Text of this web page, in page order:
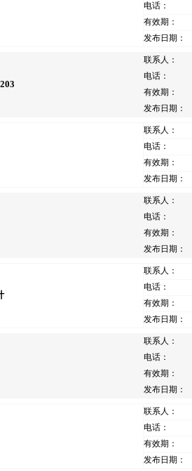
电话：
有效期：
发布日期：
联系人：
电话：
有效期：
发布日期：
联系人：
电话：
有效期：
发布日期：
联系人：
电话：
有效期：
发布日期：
联系人：
电话：
有效期：
发布日期：
联系人：
电话：
有效期：
发布日期：
联系人：
电话：
有效期：
发布日期：